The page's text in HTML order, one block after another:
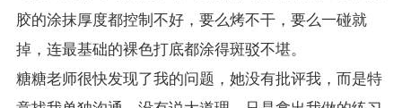
胶的涂抹厚度都控制不好，要么烤不干，要么一碰就
掉，连最基础的裸色打底都涂得斑驳不堪。
糖糖老师很快发现了我的问题，她没有批评我，而是特